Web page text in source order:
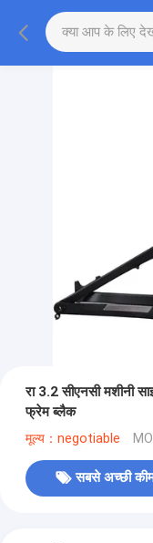
रा 3.2 सीएनसी मशीनी
फ्रेम ब्लैक
मूल्य：negotiable
सबसे अच्छी